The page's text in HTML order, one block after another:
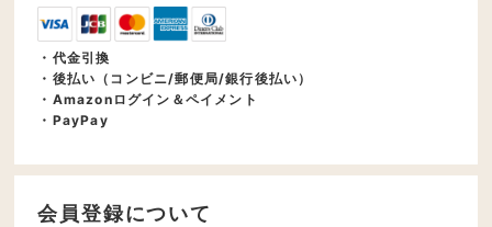
・代金引換
・後払い（コンビニ/郵便局/銀行後払い）
・Amazonログイン＆ペイメント
・PayPay
会員登録について